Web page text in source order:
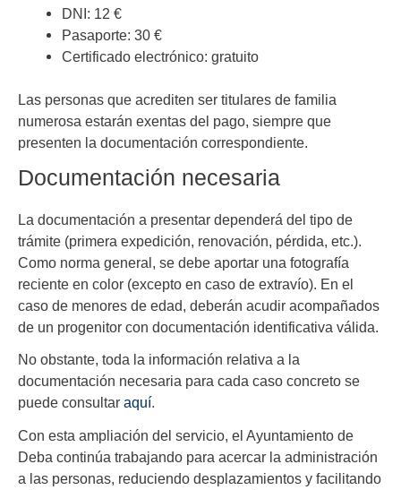
DNI: 12 €
Pasaporte: 30 €
Certificado electrónico: gratuito
Las personas que acrediten ser titulares de familia
numerosa estarán exentas del pago, siempre que
presenten la documentación correspondiente.
Documentación necesaria
La documentación a presentar dependerá del tipo de
trámite (primera expedición, renovación, pérdida, etc.).
Como norma general, se debe aportar una fotografía
reciente en color (excepto en caso de extravío). En el
caso de menores de edad, deberán acudir acompañados
de un progenitor con documentación identificativa válida.
No obstante, toda la información relativa a la
documentación necesaria para cada caso concreto se
puede consultar aquí.
Con esta ampliación del servicio, el Ayuntamiento de
Deba continúa trabajando para acercar la administración
a las personas, reduciendo desplazamientos y facilitando